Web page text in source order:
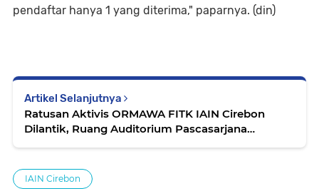
pendaftar hanya 1 yang diterima," paparnya. (din)
Artikel Selanjutnya
Ratusan Aktivis ORMAWA FITK IAIN Cirebon
Dilantik, Ruang Auditorium Pascasarjana
IAIN Cirebon